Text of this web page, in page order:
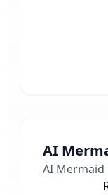
AI
AI Mermaid